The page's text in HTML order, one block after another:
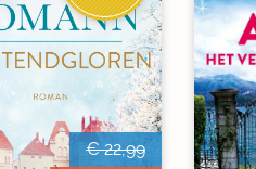
€ 22,99